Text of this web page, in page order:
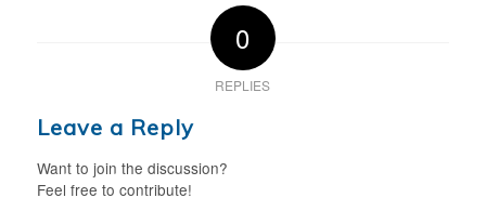
0
REPLIES
Leave a Reply
Want to join the discussion?
Feel free to contribute!